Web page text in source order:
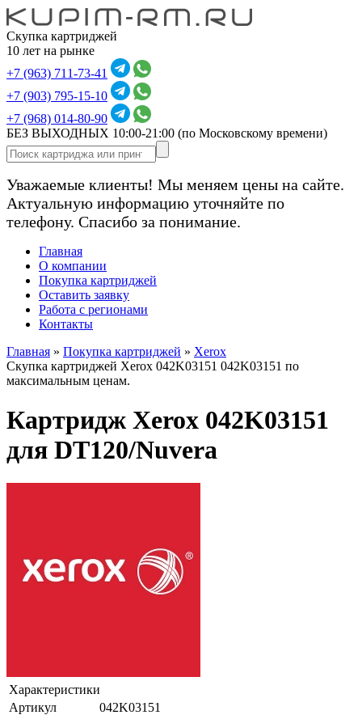
Скупка картриджей
10 лет на рынке
+7 (963) 711-73-41
+7 (903) 795-15-10
+7 (968) 014-80-90
БЕЗ ВЫХОДНЫХ 10:00-21:00 (по Московскому времени)
Уважаемые клиенты! Мы меняем цены на сайте.
Актуальную информацию уточняйте по
телефону. Спасибо за понимание.
Главная
О компании
Покупка картриджей
Оставить заявку
Работа с регионами
Контакты
Главная » Покупка картриджей » Xerox
Скупка картриджей Xerox 042K03151 042K03151 по
максимальным ценам.
Картридж Xerox 042K03151
для DT120/Nuvera
Характеристики
Артикул
042K03151